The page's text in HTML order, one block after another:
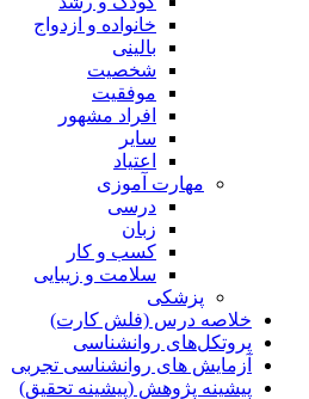
خانواده و ازدواج
بالینی
شخصیت
موفقیت
افراد مشهور
سایر
اعتیاد
مهارت آموزی
درسی
زبان
کسب و کار
سلامت و زیبایی
پزشکی
خلاصه درس (فلش کارت)
پروتکل‌های روانشناسی
آزمایش های روانشناسی تجربی
پیشینه پژوهش (پیشینه تحقیق)